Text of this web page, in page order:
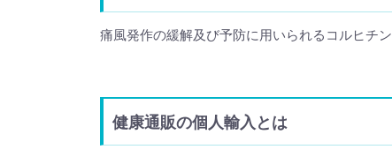
痛風発作の緩解及び予防に用いられるコルヒチン
健康通販の個人輸入とは